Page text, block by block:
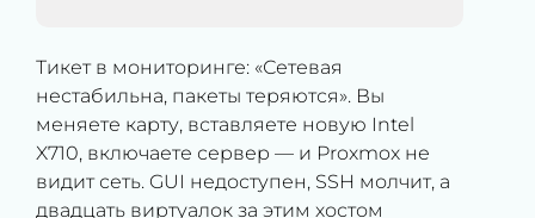
Тикет в мониторинге: «Сетевая
нестабильна, пакеты теряются». Вы
меняете карту, вставляете новую Intel
X710, включаете сервер — и Proxmox не
видит сеть. GUI недоступен, SSH молчит, а
двадцать виртуалок за этим хостом